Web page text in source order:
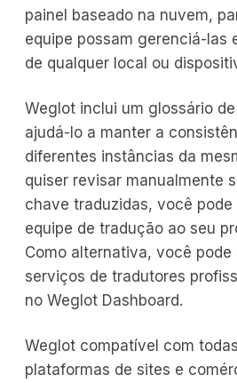
painel baseado na nuvem,
equipe possam gerenciá-las
de qualquer local ou
Weglot inclui um glossário
ajudá-lo a manter a
diferentes instâncias da
quiser revisar manualmente
chave traduzidas, você pode
equipe de tradução ao seu
Como alternativa, você pode
serviços de tradutores
no Weglot Dashboard.
Weglot compatível com
plataformas de sites e